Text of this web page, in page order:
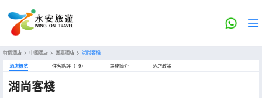
特價酒店 > 中國酒店 > 獲嘉酒店 > 湖尚客棧
酒店概览 住客點評（19） 設施簡介 酒店政策
湖尚客棧